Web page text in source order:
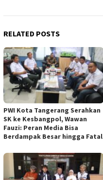
RELATED POSTS
PWI Kota Tangerang Serahkan
SK ke Kesbangpol, Wawan
Fauzi: Peran Media Bisa
Berdampak Besar hingga Fatal